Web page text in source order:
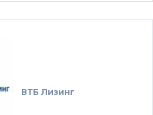
ВТБ Лизинг